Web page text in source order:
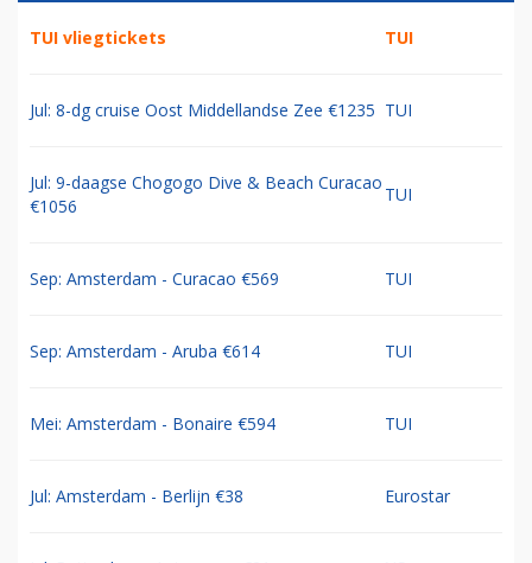
TUI vliegtickets TUI
Jul: 8-dg cruise Oost Middellandse Zee €1235 TUI
Jul: 9-daagse Chogogo Dive & Beach Curacao
€1056
TUI
Sep: Amsterdam - Curacao €569 TUI
Sep: Amsterdam - Aruba €614 TUI
Mei: Amsterdam - Bonaire €594 TUI
Jul: Amsterdam - Berlijn €38 Eurostar